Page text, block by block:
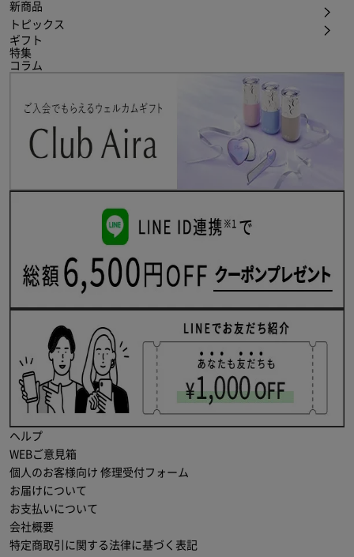
新商品
トピックス
ギフト
特集
コラム
ヘルプ
WEBご意見箱
個人のお客様向け 修理受付フォーム
お届けについて
お支払いについて
会社概要
特定商取引に関する法律に基づく表記